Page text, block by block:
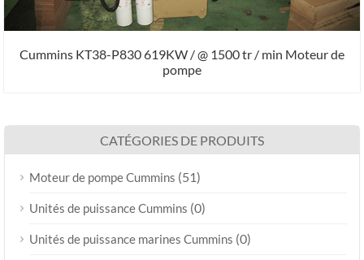
Cummins KT38-P830 619KW / @ 1500 tr / min Moteur de
pompe
CATÉGORIES DE PRODUITS
Moteur de pompe Cummins (51)
Unités de puissance Cummins (0)
Unités de puissance marines Cummins (0)